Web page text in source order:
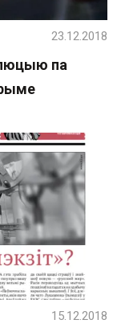
па
23.12.2018
15.12.2018